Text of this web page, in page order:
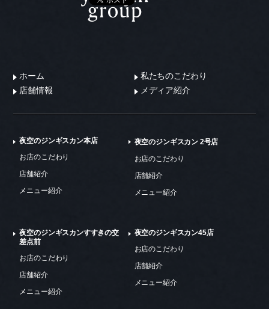
ホーム
私たちのこだわり
店舗情報
メディア紹介
夜空のジンギスカン本店
お店のこだわり
店舗紹介
メニュー紹介
夜空のジンギスカン 2号店
お店のこだわり
店舗紹介
メニュー紹介
夜空のジンギスカンすすきの交
差点前
お店のこだわり
店舗紹介
メニュー紹介
夜空のジンギスカン45店
お店のこだわり
店舗紹介
メニュー紹介